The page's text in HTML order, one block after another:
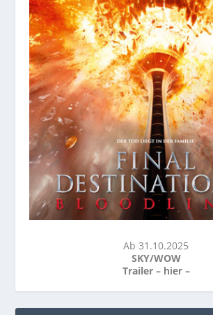
Ab 31.10.2025
SKY/WOW
Trailer – hier –